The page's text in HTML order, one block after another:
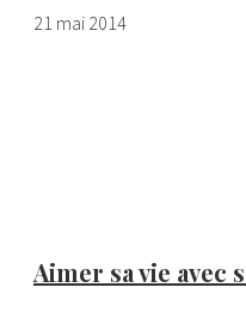
21 mai 2014
Aimer sa vie avec